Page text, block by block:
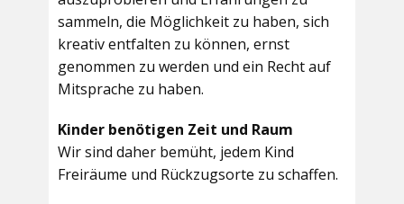
sammeln, die Möglichkeit zu haben, sich
kreativ entfalten zu können, ernst
genommen zu werden und ein Recht auf
Mitsprache zu haben.
Kinder benötigen Zeit und Raum
Wir sind daher bemüht, jedem Kind
Freiräume und Rückzugsorte zu schaffen.